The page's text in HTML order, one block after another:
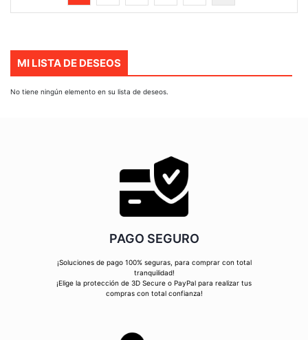
estás
MI LISTA DE DESEOS
No tiene ningún elemento en su lista de deseos.
PAGO SEGURO
¡Soluciones de pago 100% seguras, para comprar con total
tranquilidad!
¡Elige la protección de 3D Secure o PayPal para realizar tus
compras con total confianza!